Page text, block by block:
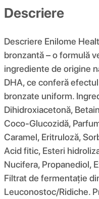
Descriere
Descriere Enilome
bronzantă – o formulă
ingrediente de origine
DHA, ce conferă
bronzate uniform.
Dihidroxiacetonă,
Coco-Glucozidă,
Caramel, Eritruloză,
Acid fitic, Esteri
Nucifera, Propanediol,
Filtrat de fermentație
Leuconostoc/Ridiche.